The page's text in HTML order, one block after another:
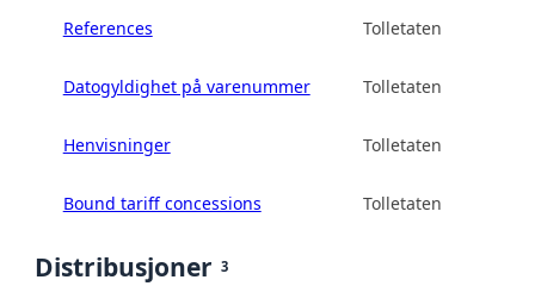
References Tolletaten
Datogyldighet på varenummer Tolletaten
Henvisninger Tolletaten
Bound tariff concessions Tolletaten
Distribusjoner 3